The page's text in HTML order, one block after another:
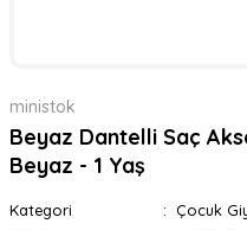
ministok
Beyaz Dantelli Saç
Beyaz - 1 Yaş
Kategori Çocuk